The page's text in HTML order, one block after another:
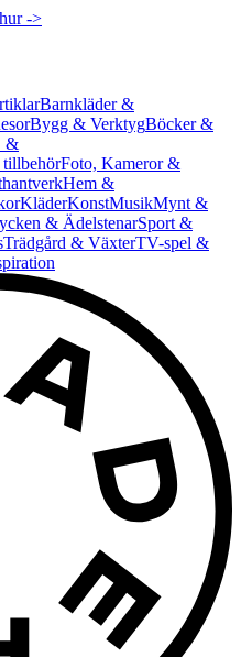
->
Barnkläder &
Bygg & VerktygBöcker &
&
tillbehörFoto, Kameror &
Hem &
KläderKonstMusikMynt &
& ÄdelstenarSport &
Trädgård & VäxterTV-spel &